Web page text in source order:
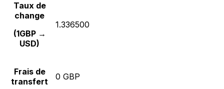
Taux de
change
(1GBP →
USD)
1.336500
Frais de
transfert
0 GBP